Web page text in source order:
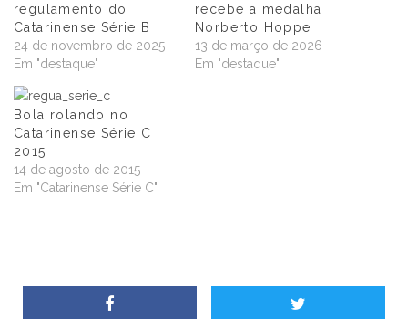
regulamento do
Catarinense Série B
24 de novembro de 2025
Em "destaque"
recebe a medalha
Norberto Hoppe
13 de março de 2026
Em "destaque"
Bola rolando no
Catarinense Série C
2015
14 de agosto de 2015
Em "Catarinense Série C"